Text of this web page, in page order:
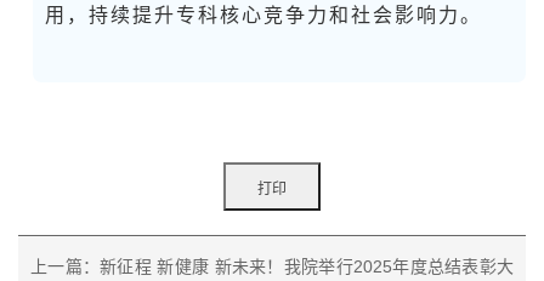
用，持续提升专科核心竞争力和社会影响力。
上一篇：新征程 新健康 新未来！我院举行2025年度总结表彰大